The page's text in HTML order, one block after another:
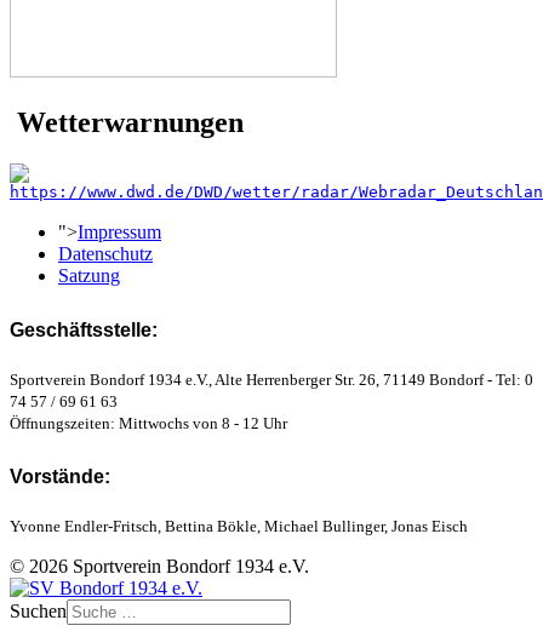
Wetterwarnungen
">Impressum
Datenschutz
Satzung
Geschäftsstelle:
Sportverein Bondorf 1934 e.V., Alte Herrenberger Str. 26, 71149 Bondorf - Tel: 0
74 57 / 69 61 63
Öffnungszeiten: Mittwochs von 8 - 12 Uhr
Vorstände:
Yvonne Endler-Fritsch, Bettina Bökle, Michael Bullinger, Jonas Eisch
© 2026 Sportverein Bondorf 1934 e.V.
Suchen